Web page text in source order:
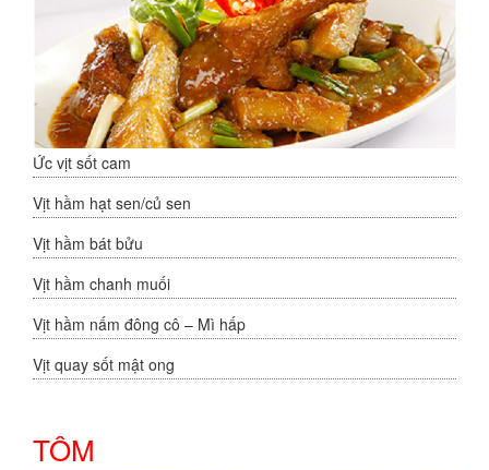
Ức vịt sốt cam
Vịt hầm hạt sen/củ sen
Vịt hầm bát bửu
Vịt hầm chanh muối
Vịt hầm nấm đông cô – Mì hấp
Vịt quay sốt mật ong
TÔM